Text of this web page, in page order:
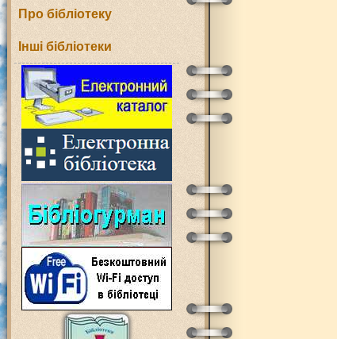
Про бібліотеку
Інші бібліотеки